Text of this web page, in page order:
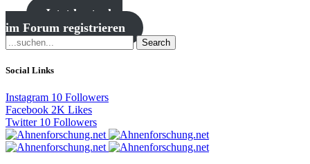
Jetzt kostenlos
im Forum registrieren
Search
Social Links
Instagram 10 Followers
Facebook 2K Likes
Twitter 10 Followers